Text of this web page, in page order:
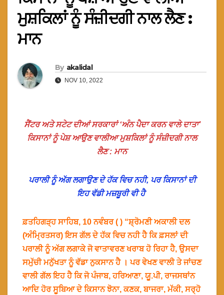
ਮੁਸ਼ਕਿਲਾਂ ਨੂੰ ਸੰਜ਼ੀਦਗੀ ਨਾਲ ਲੈਣ :
ਮਾਨ
By akalidal
NOV 10, 2022
ਸੈਂਟਰ ਅਤੇ ਸਟੇਟ ਦੀਆਂ ਸਰਕਾਰਾਂ ‘ਅੰਨ ਪੈਦਾ ਕਰਨ ਵਾਲੇ ਦਾਤਾ’
ਕਿਸਾਨਾਂ ਨੂੰ ਪੇਸ਼ ਆਉਣ ਵਾਲੀਆ ਮੁਸ਼ਕਿਲਾਂ ਨੂੰ ਸੰਜ਼ੀਦਗੀ ਨਾਲ
ਲੈਣ : ਮਾਨ
ਪਰਾਲੀ ਨੂੰ ਅੱਗ ਲਗਾਉਣ ਦੇ ਹੱਕ ਵਿਚ ਨਹੀ, ਪਰ ਕਿਸਾਨਾਂ ਦੀ
ਇਹ ਵੱਡੀ ਮਜ਼ਬੂਰੀ ਵੀ ਹੈ
ਫ਼ਤਹਿਗੜ੍ਹ ਸਾਹਿਬ, 10 ਨਵੰਬਰ ( ) “ਸ਼੍ਰੋਮਣੀ ਅਕਾਲੀ ਦਲ
(ਅੰਮ੍ਰਿਤਸਰ) ਇਸ ਗੱਲ ਦੇ ਹੱਕ ਵਿਚ ਨਹੀ ਹੈ ਕਿ ਫ਼ਸਲਾਂ ਦੀ
ਪਰਾਲੀ ਨੂੰ ਅੱਗ ਲਗਾਕੇ ਜੋ ਵਾਤਾਵਰਣ ਖਰਾਬ ਹੋ ਰਿਹਾ ਹੈ, ਉਸਦਾ
ਸਮੁੱਚੀ ਮਨੁੱਖਤਾ ਨੂੰ ਵੱਡਾ ਨੁਕਸਾਨ ਹੈ । ਪਰ ਵੇਖਣ ਵਾਲੀ ਤੇ ਜਾਂਚਣ
ਵਾਲੀ ਗੱਲ ਇਹ ਹੈ ਕਿ ਜੋ ਪੰਜਾਬ, ਹਰਿਆਣਾ, ਯੂ.ਪੀ, ਰਾਜਸਥਾਂਨ
ਆਦਿ ਹੋਰ ਸੂਬਿਆ ਦੇ ਕਿਸਾਨ ਝੋਨਾ, ਕਣਕ, ਬਾਜਰਾ, ਮੱਕੀ, ਸਰ੍ਹੋ